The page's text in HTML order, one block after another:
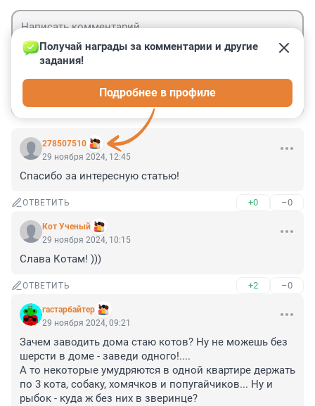
278507510
Получай награды за комментарии и другие
задания!
Подробнее в профиле
29 ноября 2024, 12:45
Спасибо за интересную статью!
ОТВЕТИТЬ +0 –0
Кот Ученый
29 ноября 2024, 10:15
Слава Котам! )))
ОТВЕТИТЬ +2 –0
гастарбайтер
29 ноября 2024, 09:21
Зачем заводить дома стаю котов? Ну не можешь без
шерсти в доме - заведи одного!....
А то некоторые умудряются в одной квартире держать
по 3 кота, собаку, хомячков и попугайчиков... Ну и
рыбок - куда ж без них в зверинце?